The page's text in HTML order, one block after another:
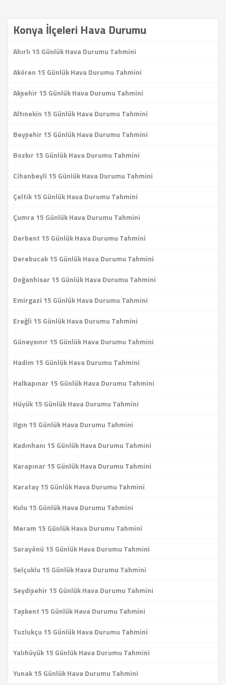
Konya İlçeleri Hava Durumu
Ahırlı 15 Günlük Hava Durumu Tahmini
Akören 15 Günlük Hava Durumu Tahmini
Akşehir 15 Günlük Hava Durumu Tahmini
Altınekin 15 Günlük Hava Durumu Tahmini
Beyşehir 15 Günlük Hava Durumu Tahmini
Bozkır 15 Günlük Hava Durumu Tahmini
Cihanbeyli 15 Günlük Hava Durumu Tahmini
Çeltik 15 Günlük Hava Durumu Tahmini
Çumra 15 Günlük Hava Durumu Tahmini
Derbent 15 Günlük Hava Durumu Tahmini
Derebucak 15 Günlük Hava Durumu Tahmini
Doğanhisar 15 Günlük Hava Durumu Tahmini
Emirgazi 15 Günlük Hava Durumu Tahmini
Ereğli 15 Günlük Hava Durumu Tahmini
Güneysınır 15 Günlük Hava Durumu Tahmini
Hadim 15 Günlük Hava Durumu Tahmini
Halkapınar 15 Günlük Hava Durumu Tahmini
Hüyük 15 Günlük Hava Durumu Tahmini
Ilgın 15 Günlük Hava Durumu Tahmini
Kadınhanı 15 Günlük Hava Durumu Tahmini
Karapınar 15 Günlük Hava Durumu Tahmini
Karatay 15 Günlük Hava Durumu Tahmini
Kulu 15 Günlük Hava Durumu Tahmini
Meram 15 Günlük Hava Durumu Tahmini
Sarayönü 15 Günlük Hava Durumu Tahmini
Selçuklu 15 Günlük Hava Durumu Tahmini
Seydişehir 15 Günlük Hava Durumu Tahmini
Taşkent 15 Günlük Hava Durumu Tahmini
Tuzlukçu 15 Günlük Hava Durumu Tahmini
Yalıhüyük 15 Günlük Hava Durumu Tahmini
Yunak 15 Günlük Hava Durumu Tahmini